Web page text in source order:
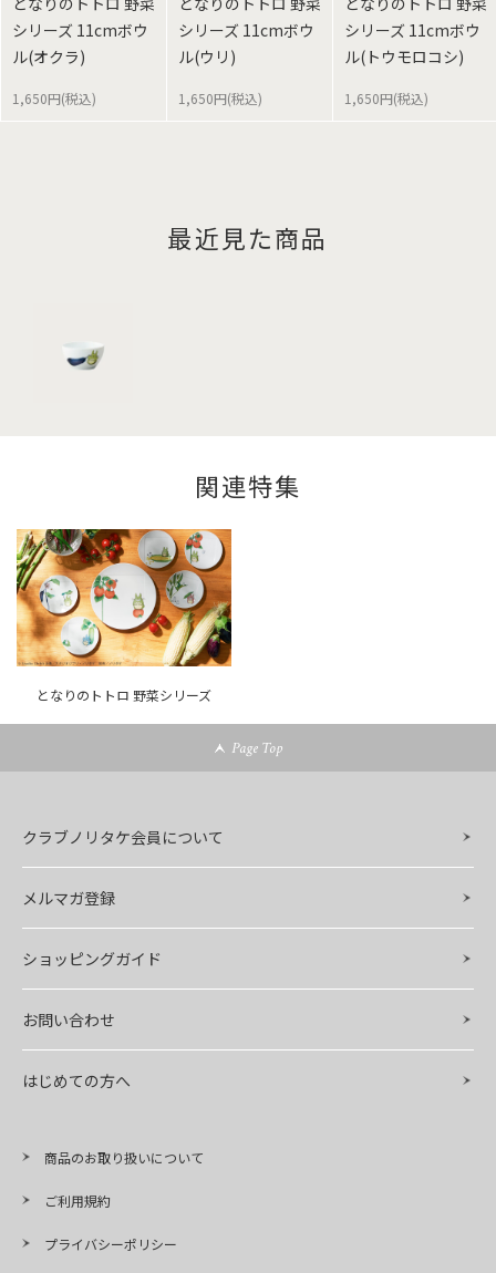
シリーズ 11cmボウ
ル(オクラ)
1,650円(税込)
シリーズ 11cmボウ
ル(ウリ)
1,650円(税込)
シリーズ 11cmボウ
ル(トウモロコシ)
1,650円(税込)
最近見た商品
関連特集
となりのトトロ 野菜シリーズ
Page Top
クラブノリタケ会員について
メルマガ登録
ショッピングガイド
お問い合わせ
はじめての方へ
商品のお取り扱いについて
ご利用規約
プライバシーポリシー